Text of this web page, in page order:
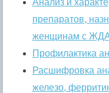
препаратов,
женщинам с
Профилактика
Расшифровка
железо,